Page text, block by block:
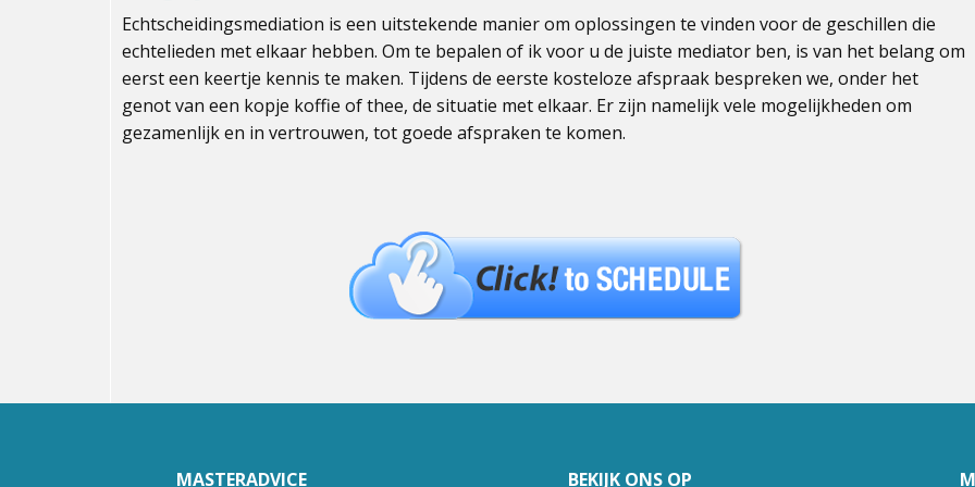
Echtscheidingsmediation is een uitstekende manier om oplossingen te vinden voor de geschillen die
echtelieden met elkaar hebben. Om te bepalen of ik voor u de juiste mediator ben, is van het belang om
eerst een keertje kennis te maken. Tijdens de eerste kosteloze afspraak bespreken we, onder het
genot van een kopje koffie of thee, de situatie met elkaar. Er zijn namelijk vele mogelijkheden om
gezamenlijk en in vertrouwen, tot goede afspraken te komen.
MASTERADVICE BEKIJK ONS OP